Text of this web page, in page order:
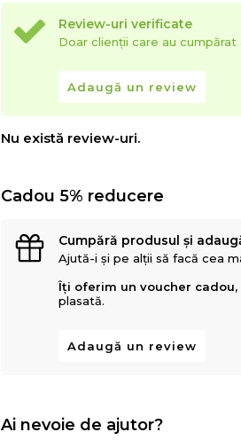
Review-uri verificate
Doar clienții care au
Adaugă un review
Nu există review-uri.
Cadou 5% reducere
Cumpără produsul și
Ajută-i și pe alții să facă cea
Îți oferim un voucher cadou,
plasată.
Adaugă un review
Ai nevoie de ajutor?